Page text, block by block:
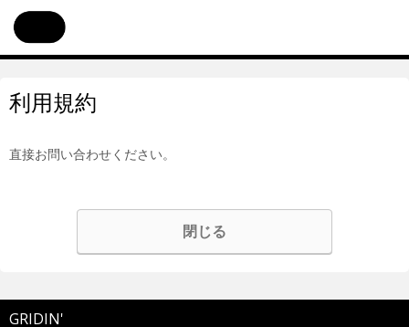
利用規約
直接お問い合わせください。
閉じる
GRIDIN'